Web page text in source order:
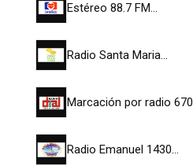
Estéreo 88.7 FM…
Radio Santa Maria…
Marcación por radio 670
Radio Emanuel 1430…